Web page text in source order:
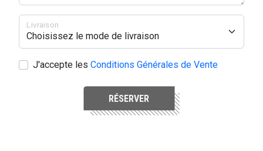
Livraison
J'accepte les Conditions Générales de Vente
RÉSERVER